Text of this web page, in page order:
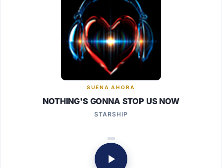
SUENA AHORA
NOTHING'S GONNA STOP US NOW
STARSHIP